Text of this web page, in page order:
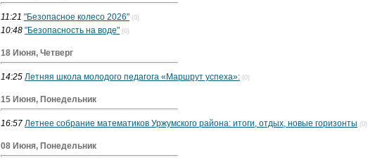
11:21 "Безопасное колесо 2026" (0)
10:48 "Безопасность на воде" (0)
18 Июня, Четверг
14:25 Летняя школа молодого педагога «Маршрут успеха»: (0)
15 Июня, Понедельник
16:57 Летнее собрание математиков Уржумского района: итоги, отдых, новые горизонты (0)
08 Июня, Понедельник